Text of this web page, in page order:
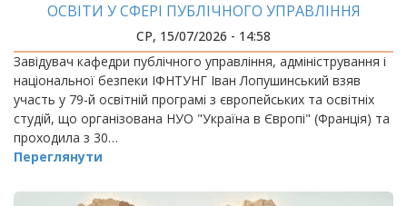
ОСВІТИ У СФЕРІ ПУБЛІЧНОГО УПРАВЛІННЯ
СР, 15/07/2026 - 14:58
Завідувач кафедри публічного управління, адміністрування і
національної безпеки ІФНТУНГ Іван Лопушинський взяв
участь у 79-й освітній програмі з європейських та освітніх
студій, що організована НУО "Україна в Європі" (Франція) та
проходила з 30…
Переглянути